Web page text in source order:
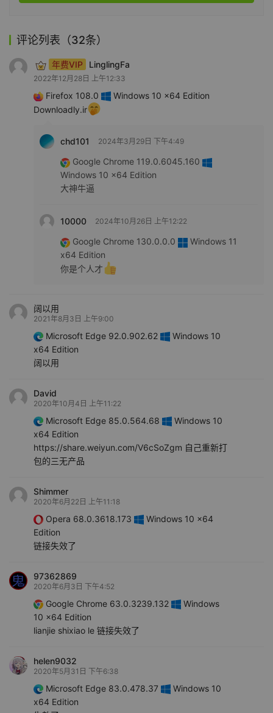
评论列表（32条）
年费VIP LinglingFa
2022年12月28日 上午12:33
Firefox 108.0
Windows 10 x64 Edition
Downloadly.ir
chd101 2024年3月29日 下午4:49
Google Chrome 119.0.6045.160
Windows 10 x64 Edition
大神牛逼
10000 2024年10月26日 上午12:22
Google Chrome 130.0.0.0
Windows 11
x64 Edition
你是个人才
阔以用
2021年8月3日 上午9:00
Microsoft Edge 92.0.902.62
Windows 10
x64 Edition
阔以用
David
2020年10月4日 上午11:22
Microsoft Edge 85.0.564.68
Windows 10
x64 Edition
https://share.weiyun.com/V6cSoZgm 自己重新打
包的三无产品
Shimmer
2020年6月22日 上午11:18
Opera 68.0.3618.173
Windows 10 x64
Edition
链接失效了
97362869
2020年6月3日 下午4:52
Google Chrome 63.0.3239.132
Windows
10 x64 Edition
lianjie shixiao le 链接失效了
helen9032
2020年5月31日 下午6:38
Microsoft Edge 83.0.478.37
Windows 10
x64 Edition